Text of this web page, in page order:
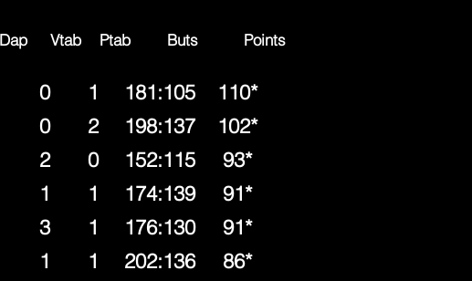
Buts Points
0
0
2
1
3
1
1
2
0
1
1
1
181:105
198:137
152:115
174:139
176:130
202:136
110*
102*
93*
91*
91*
86*